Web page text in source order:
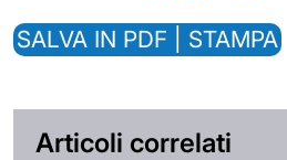
SALVA IN PDF | STAMPA
Articoli correlati